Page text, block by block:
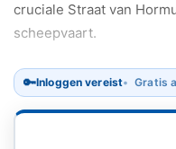
cruciale Straat van
scheepvaart.
🔑Inloggen vereist Gratis